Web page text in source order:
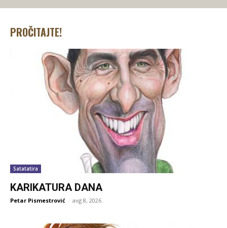
PROČITAJTE!
Satatatira
KARIKATURA DANA
Petar Pismestrović - avg 8, 2026